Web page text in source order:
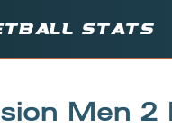
stats
Men 2